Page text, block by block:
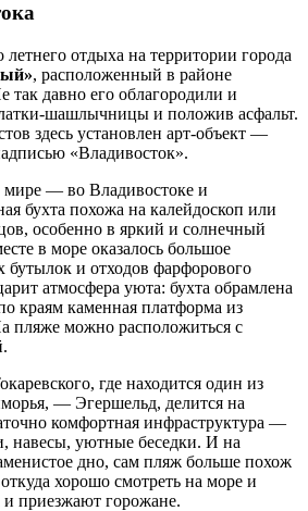
отдыха на территории города
, расположенный в районе
давно его облагородили и
шашлычницы и положив асфальт.
здесь установлен арт-объект —
«Владивосток».
мире — во Владивостоке и
бухта похожа на калейдоскоп или
особенно в яркий и солнечный
в море оказалось большое
бутылок и отходов фарфорового
атмосфера уюта: бухта обрамлена
краям каменная платформа из
пляже можно расположиться с
где находится один из
— Эгершельд, делится на
комфортная инфраструктура —
навесы, уютные беседки. И на
дно, сам пляж больше похож
хорошо смотреть на море и
приезжают горожане.